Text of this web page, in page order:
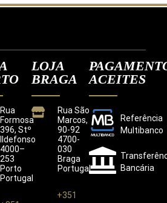
Rua
Formosa
396, Stº
Ildefonso
4000–
253
Porto
Portugal
LOJA
BRAGA
Rua São
Marcos,
90-92
4700-
030
Braga
Portugal
+351
ACEITES
Referência
Multibanco
Bancária